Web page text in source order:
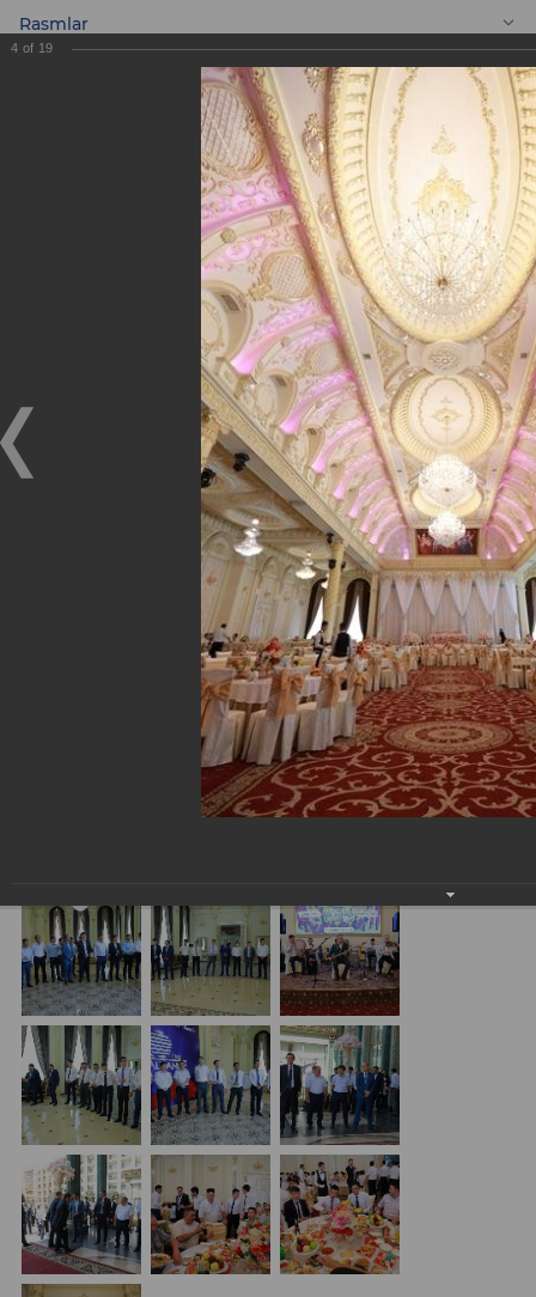
Rasmlar
UZ
Bankning 10 yilligi
sharafiga
bag’ishlangan
bayramona osh!
Bankning 10 yilligi sharafiga bag’ishlangan bayramona
15.08.2019
4 of 19